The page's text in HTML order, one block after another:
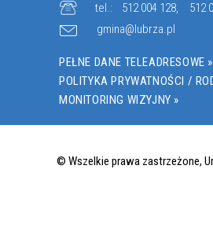
tel.:
512 004 128,
512
gmina@lubrza.pl
PEŁNE DANE TELEADRESOWE »
POLITYKA PRYWATNOŚCI /
MONITORING WIZYJNY »
© Wszelkie prawa zastrzeżone,